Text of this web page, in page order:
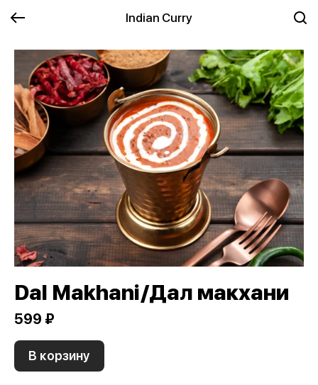
Indian Curry
Dal Makhani/Дал макхани
599 ₽
В корзину